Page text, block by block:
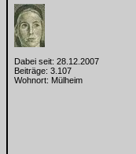
Dabei seit: 28.12.2007
Beiträge: 3.107
Wohnort: Mülheim